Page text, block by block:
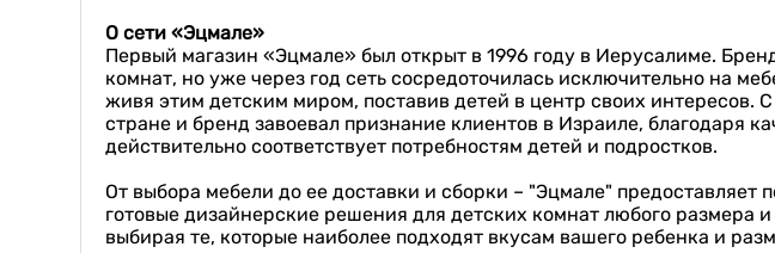
О сети «Эцмале»
Первый магазин «Эцмале» был открыт в 1996 году в Иерусалиме.
комнат, но уже через год сеть сосредоточилась исключительно на
живя этим детским миром, поставив детей в центр своих
стране и бренд завоевал признание клиентов в Израиле, благодаря
действительно соответствует потребностям детей и подростков.
От выбора мебели до ее доставки и сборки – "Эцмале"
готовые дизайнерские решения для детских комнат любого размера
выбирая те, которые наиболее подходят вкусам вашего ребенка и